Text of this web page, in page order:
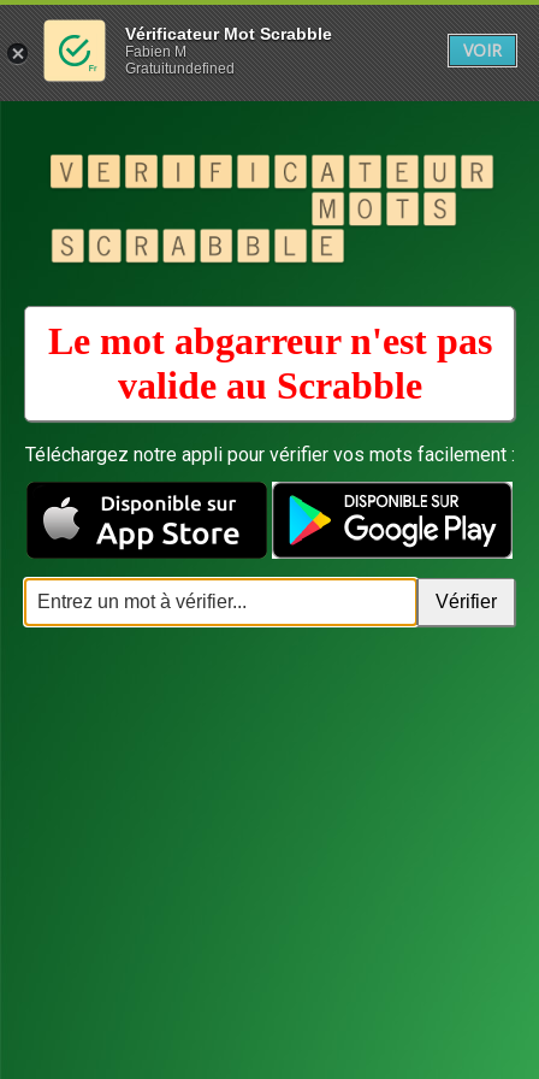
Le mot abgarreur n'est pas
valide au Scrabble
Téléchargez notre appli pour vérifier vos mots facilement :
Vérificateur Mot Scrabble
Fabien M
Gratuitundefined
VOIR